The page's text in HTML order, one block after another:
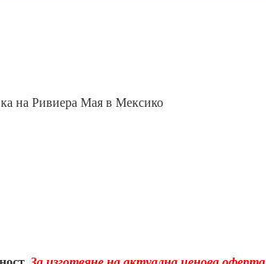
на Ривиера Мая в Мексико